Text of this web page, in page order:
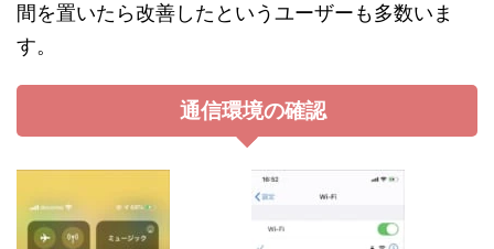
間を置いたら改善したというユーザーも多数いま
す。
通信環境の確認